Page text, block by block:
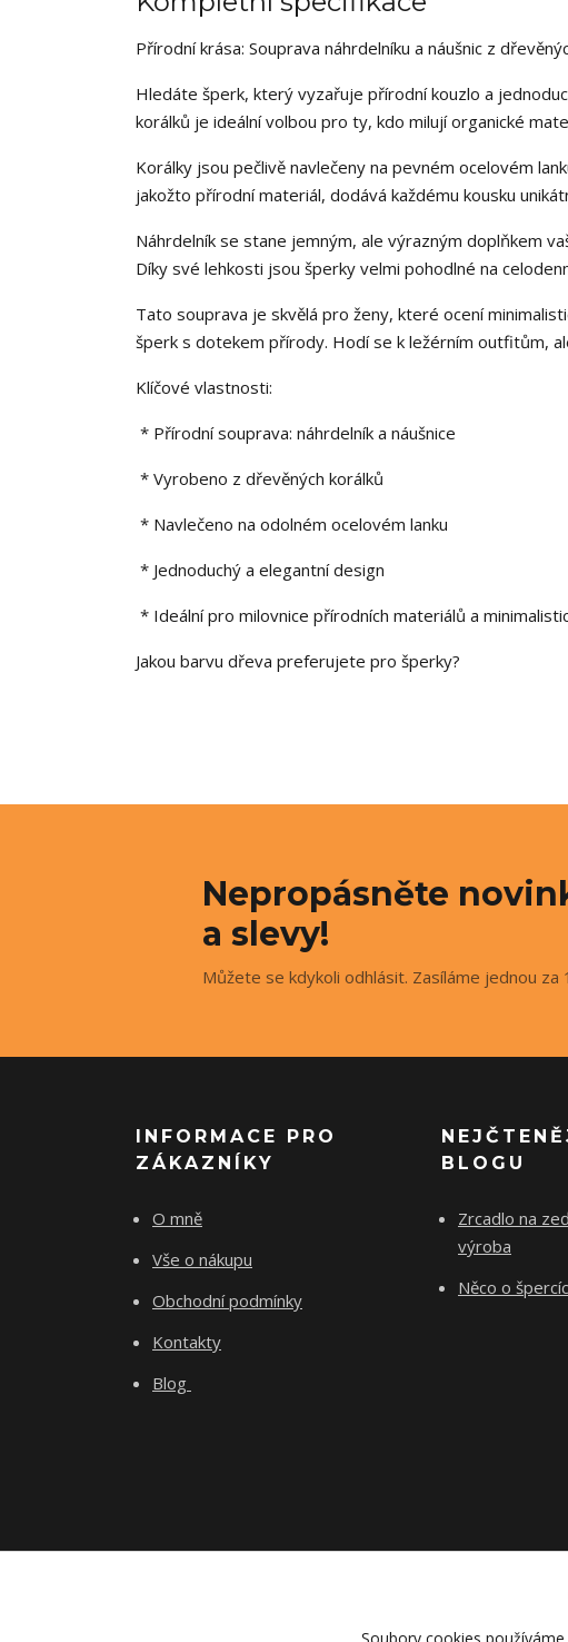
Přírodní krása: Souprava náhrdelníku a náušnic z
Hledáte šperk, který vyzařuje přírodní kouzlo a
korálků je ideální volbou pro ty, kdo milují organické
Korálky jsou pečlivě navlečeny na pevném ocelovém
jakožto přírodní materiál, dodává každému kousku
Náhrdelník se stane jemným, ale výrazným doplňkem
Díky své lehkosti jsou šperky velmi pohodlné na
Tato souprava je skvělá pro ženy, které ocení
šperk s dotekem přírody. Hodí se k ležérním outfitům,
Klíčové vlastnosti:
* Přírodní souprava: náhrdelník a náušnice
* Vyrobeno z dřevěných korálků
* Navlečeno na odolném ocelovém lanku
* Jednoduchý a elegantní design
* Ideální pro milovnice přírodních materiálů a
Jakou barvu dřeva preferujete pro šperky?
Nepropásněte
a slevy!
Můžete se kdykoli odhlásit. Zasíláme jednou za
INFORMACE PRO
ZÁKAZNÍKY
O mně
Vše o nákupu
Obchodní podmínky
Kontakty
Blog
BLOGU
Zrcadlo na
výroba
Něco o